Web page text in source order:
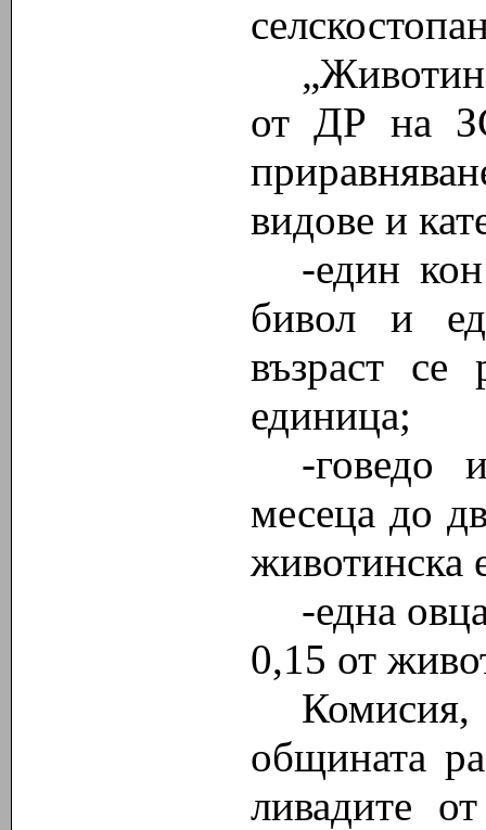
от ДР на
видове и
-един
бивол и
възраст се
единица;
-говедо
месеца до
животинска
-една
0,15 от
общината
ливадите